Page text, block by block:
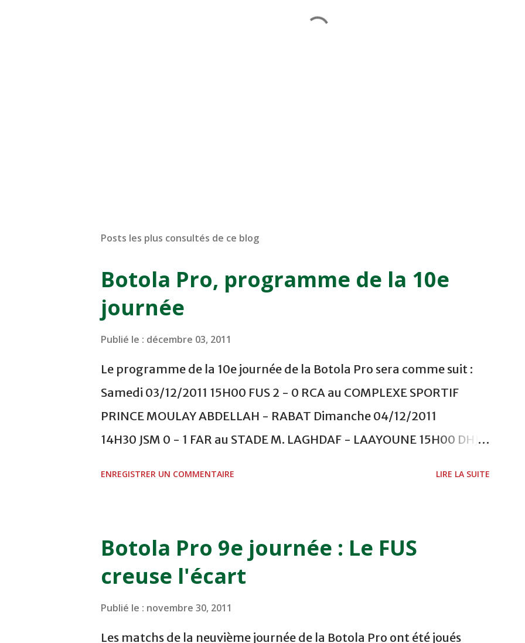
Posts les plus consultés de ce blog
Botola Pro, programme de la 10e
journée
Publié le : décembre 03, 2011
Le programme de la 10e journée de la Botola Pro sera comme suit :
Samedi 03/12/2011 15H00 FUS 2 - 0 RCA au COMPLEXE SPORTIF
PRINCE MOULAY ABDELLAH - RABAT Dimanche 04/12/2011
14H30 JSM 0 - 1 FAR au STADE M. LAGHDAF - LAAYOUNE 15H00 DHJ 0
COMPLEXE SPORTIF DE FES - FES WAC - MAS Reporté pour cause de
finale de la coupe de la CAF COMPLEXE SPORTIF MOHAMMED
VCASABLANCA
ENREGISTRER UN COMMENTAIRE LIRE LA SUITE
Botola Pro 9e journée : Le FUS
creuse l'écart
Publié le : novembre 30, 2011
Les matchs de la neuvième journée de la Botola Pro ont été joués